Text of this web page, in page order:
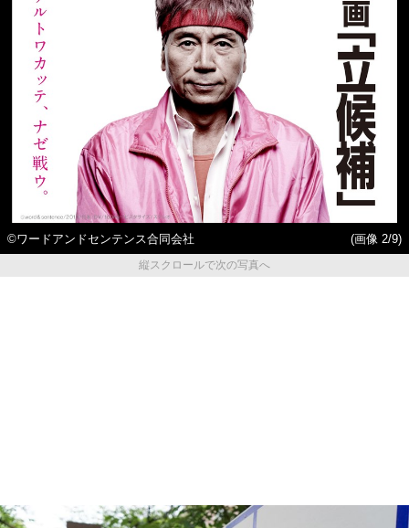
©ワードアンドセンテンス合同会社
(画像 2/9)
縦スクロールで次の写真へ